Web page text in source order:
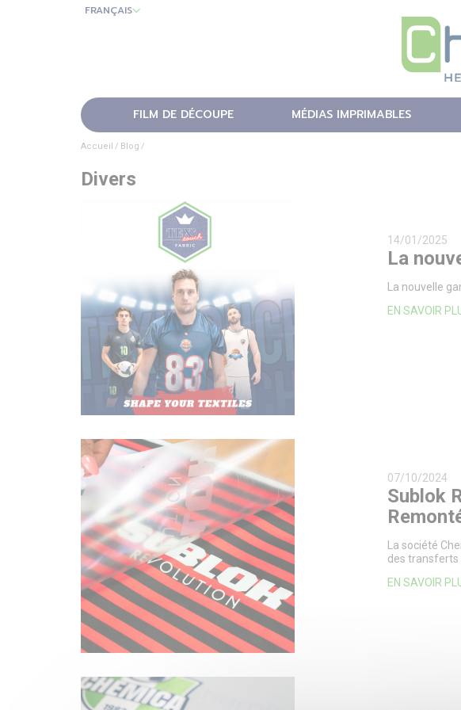
FRANÇAIS
FILM DE DÉCOUPE MÉDIAS IMPRIMABLES
Accueil Blog
Divers
14/01/2025
La
La nouvelle
EN SAVOIR
07/10/2024
Sublok
La société
des transferts
EN SAVOIR